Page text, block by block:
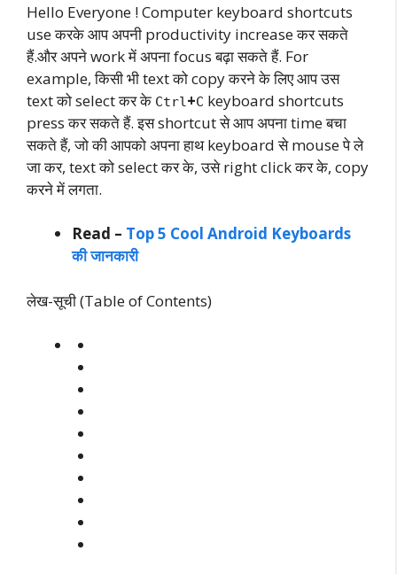
Hello Everyone ! Computer keyboard shortcuts
use करके आप अपनी productivity increase कर सकते
हैं.और अपने work में अपना focus बढ़ा सकते हैं. For
example, किसी भी text को copy करने के लिए आप उस
text को select कर के Ctrl+C keyboard shortcuts
press कर सकते हैं. इस shortcut से आप अपना time बचा
सकते हैं, जो की आपको अपना हाथ keyboard से mouse पे ले
जा कर, text को select कर के, उसे right click कर के, copy
करने में लगता.
Read – Top 5 Cool Android Keyboards
की जानकारी
लेख-सूची (Table of Contents)